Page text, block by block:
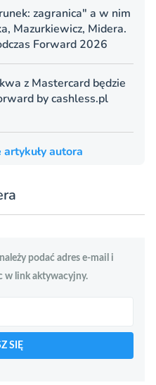
zagranica" a w nim
Mazurkiewicz, Midera.
Forward 2026
z Mastercard będzie
by cashless.pl
autora
należy podać adres e-mail i
w link aktywacyjny.
SIĘ